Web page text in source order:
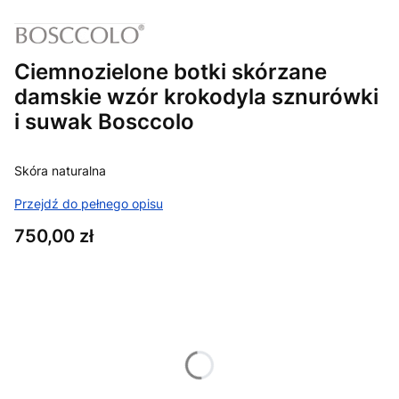
Ciemnozielone botki skórzane
damskie wzór krokodyla sznurówki
i suwak Bosccolo
Skóra naturalna
Przejdź do pełnego opisu
Cena
750,00 zł